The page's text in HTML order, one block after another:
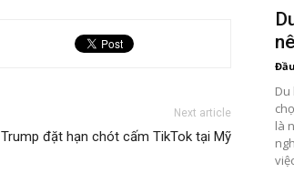
Next article
Trump đặt hạn chót cấm TikTok tại Mỹ
là